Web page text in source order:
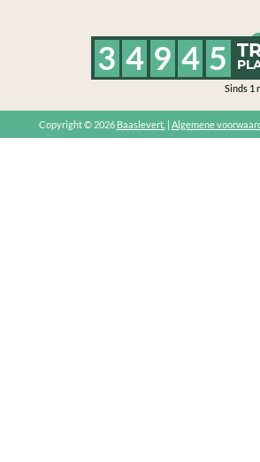
3 4 9 4 5
Sinds 1
Copyright © 2026 Baaslevert. Algemene